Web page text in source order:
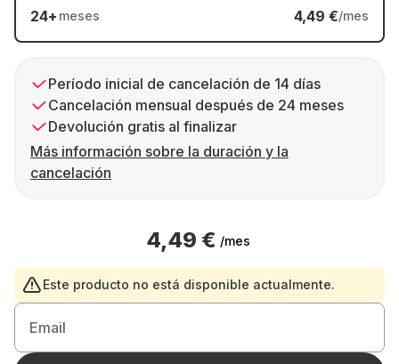
24+ meses 4,49 €/mes
Período inicial de cancelación de 14 días
Cancelación mensual después de 24 meses
Devolución gratis al finalizar
Más información sobre la duración y la
cancelación
4,49 € /mes
Este producto no está disponible actualmente.
Email